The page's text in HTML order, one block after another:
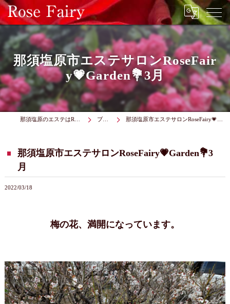
那須塩原市エステサロンRoseFair
y💗Garden💐3月
ブログ 那須塩原市エステサロンRoseFairy💗Garden💐3月
那須塩原市エステサロンRoseFairy💗Garden💐3
月
2022/03/18
梅の花、満開になっています。